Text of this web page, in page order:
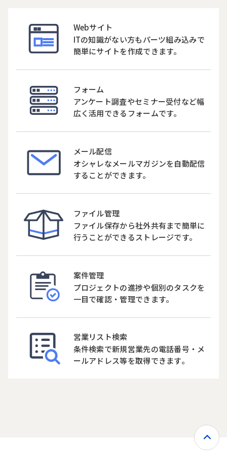
Webサイト
ITの知識がない方もパーツ組み込みで
簡単にサイトを作成できます。
フォーム
アンケート調査やセミナー受付など幅
広く活用できるフォームです。
メール配信
オシャレなメールマガジンを自動配信
することができます。
ファイル管理
ファイル保存から社外共有まで簡単に
行うことができるストレージです。
案件管理
プロジェクトの進捗や個別のタスクを
一目で確認・管理できます。
営業リスト検索
条件検索で新規営業先の電話番号・メ
ールアドレス等を取得できます。